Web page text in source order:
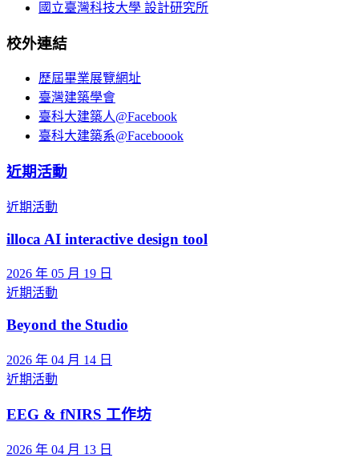
國立臺灣科技大學 設計研究所
校外連結
歷屆畢業展覽網址
臺灣建築學會
臺科大建築人@Facebook
臺科大建築系@Faceboook
近期活動
近期活動
illoca AI interactive design tool
2026 年 05 月 19 日
近期活動
Beyond the Studio
2026 年 04 月 14 日
近期活動
EEG & fNIRS 工作坊
2026 年 04 月 13 日